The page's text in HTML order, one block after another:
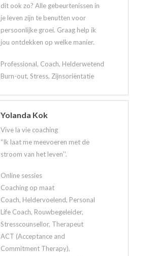
dit ook zo? Alle gebeurtenissen in
je leven zijn te benutten voor
persoonlijke groei. Graag help ik
jou ontdekken op welke manier.
Professional, Coach, Helderwetend
Burn-out, Stress, Zijnsoriëntatie
Yolanda Kok
Vive la vie coaching
“Ik laat me meevoeren met de
stroom van het leven’’.
Online sessies
Coaching op maat
Coach, Heldervoelend, Personal
Life Coach, Rouwbegeleider,
Stresscounsellor, Therapeut
ACT (Acceptance and
Commitment Therapy),